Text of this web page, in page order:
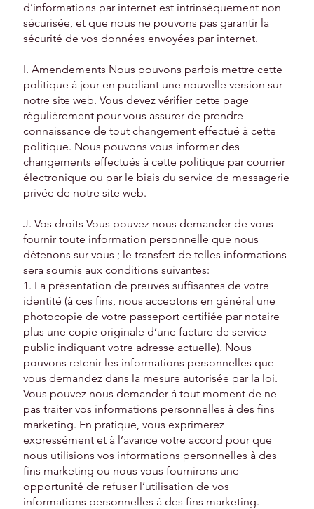
d’informations par internet est intrinsèquement non
sécurisée, et que nous ne pouvons pas garantir la
sécurité de vos données envoyées par internet.
I. Amendements Nous pouvons parfois mettre cette
politique à jour en publiant une nouvelle version sur
notre site web. Vous devez vérifier cette page
régulièrement pour vous assurer de prendre
connaissance de tout changement effectué à cette
politique. Nous pouvons vous informer des
changements effectués à cette politique par courrier
électronique ou par le biais du service de messagerie
privée de notre site web.
J. Vos droits Vous pouvez nous demander de vous
fournir toute information personnelle que nous
détenons sur vous ; le transfert de telles informations
sera soumis aux conditions suivantes:
1. La présentation de preuves suffisantes de votre
identité (à ces fins, nous acceptons en général une
photocopie de votre passeport certifiée par notaire
plus une copie originale d’une facture de service
public indiquant votre adresse actuelle). Nous
pouvons retenir les informations personnelles que
vous demandez dans la mesure autorisée par la loi.
Vous pouvez nous demander à tout moment de ne
pas traiter vos informations personnelles à des fins
marketing. En pratique, vous exprimerez
expressément et à l’avance votre accord pour que
nous utilisions vos informations personnelles à des
fins marketing ou nous vous fournirons une
opportunité de refuser l’utilisation de vos
informations personnelles à des fins marketing.